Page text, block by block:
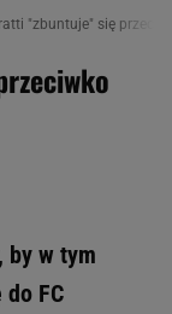
"zbuntuje" się
by w tym
FC